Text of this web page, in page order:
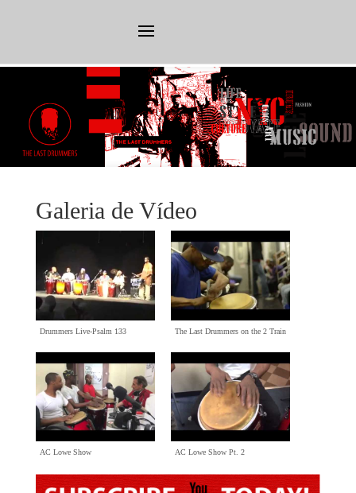
Galeria de Vídeo
Drummers Live-Psalm 133 The Last Drummers on the2 Train
AC Lowe Show AC Lowe Show Pt. 2